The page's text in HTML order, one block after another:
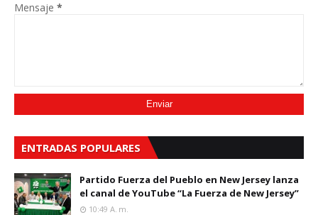
Mensaje *
ENTRADAS POPULARES
Partido Fuerza del Pueblo en New Jersey lanza
el canal de YouTube “La Fuerza de New Jersey”
10:49 A. M.